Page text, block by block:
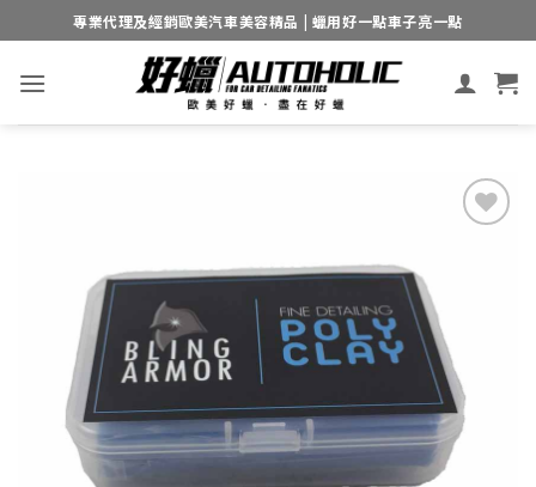
to
content
專業代理及經銷歐美汽車美容精品 | 蠟用好一點車子亮一點